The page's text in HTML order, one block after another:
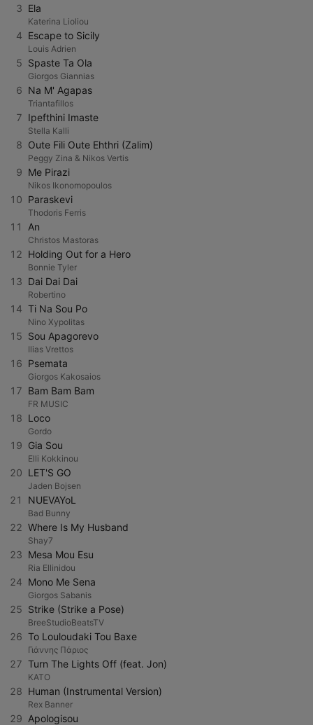
3 Ela
Katerina Lioliou
4 Escape to Sicily
Louis Adrien
5 Spaste Ta Ola
Giorgos Giannias
6 Na M' Agapas
Triantafillos
7 Ipefthini Imaste
Stella Kalli
8 Oute Fili Oute Ehthri (Zalim)
Peggy Zina & Nikos Vertis
9 Me Pirazi
Nikos Ikonomopoulos
10 Paraskevi
Thodoris Ferris
11 An
Christos Mastoras
12 Holding Out for a Hero
Bonnie Tyler
13 Dai Dai Dai
Robertino
14 Ti Na Sou Po
Nino Xypolitas
15 Sou Apagorevo
Ilias Vrettos
16 Psemata
Giorgos Kakosaios
17 Bam Bam Bam
FR MUSIC
18 Loco
Gordo
19 Gia Sou
Elli Kokkinou
20 LET'S GO
Jaden Bojsen
21 NUEVAYoL
Bad Bunny
22 Where Is My Husband
Shay7
23 Mesa Mou Esu
Ria Ellinidou
24 Mono Me Sena
Giorgos Sabanis
25 Strike (Strike a Pose)
BreeStudioBeatsTV
26 To Louloudaki Tou Baxe
Γιάννης Πάριος
27 Turn The Lights Off (feat. Jon)
KATO
28 Human (Instrumental Version)
Rex Banner
29 Apologisou